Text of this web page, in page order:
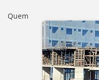
Ir
Serviços
Quem